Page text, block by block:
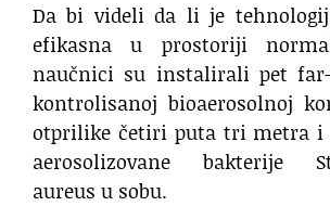
Da bi videli da li je
efikasna u prostoriji
naučnici su instalirali pet
kontrolisanoj bioaerosolnoj
otprilike četiri puta tri metra i
aerosolizovane bakterije
aureus u sobu.